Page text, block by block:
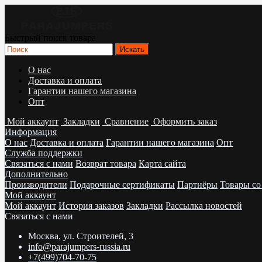
О нас
Доставка и оплата
Гарантии нашего магазина
Опт
Мой аккаунт Закладки Сравнение Оформить заказ
Информация
О нас Доставка и оплата Гарантии нашего магазина Опт
Служба поддержки
Связаться с нами Возврат товара Карта сайта
Дополнительно
Производители Подарочные сертификаты Партнёры Товары
Мой аккаунт
Мой аккаунт История заказов Закладки Рассылка новостей
Связаться с нами
Москва, ул. Строителей, 3
info@parajumpers-russia.ru
+7(499)704-70-75